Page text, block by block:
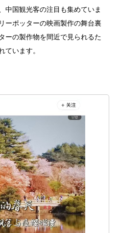
中国観光客の注目も集めていま
ーポッターの映画製作の舞台裏
ーの製作物を間近で見られるた
ています。